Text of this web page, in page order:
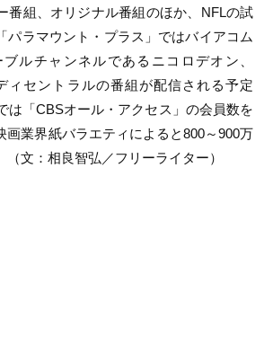
番組、オリジナル番組のほか、NFLの試
パラマウント・プラス」ではバイアコム
ルチャンネルであるニコロデオン、
ィセントラルの番組が配信される予定
は「CBSオール・アクセス」の会員数を
画業界紙バラエティによると800～900万
（文：相良智弘／フリーライター）